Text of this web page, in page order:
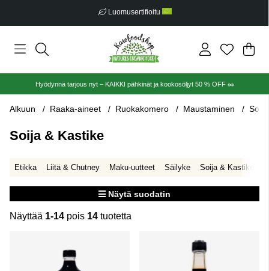
Luomusertifioitu
.
Hyödynnä tarjous nyt – KAIKKI pähkinät ja kookosöljyt 50 % OFF 🥜
Alkuun Raaka-aineet Ruokakomero Maustaminen
Soija & Kastike
Etikka Liitä & Chutney Maku-uutteet Säilyke Soija & Kastike
Näytä suodatin
Näyttää 1-14 pois 14 tuotetta